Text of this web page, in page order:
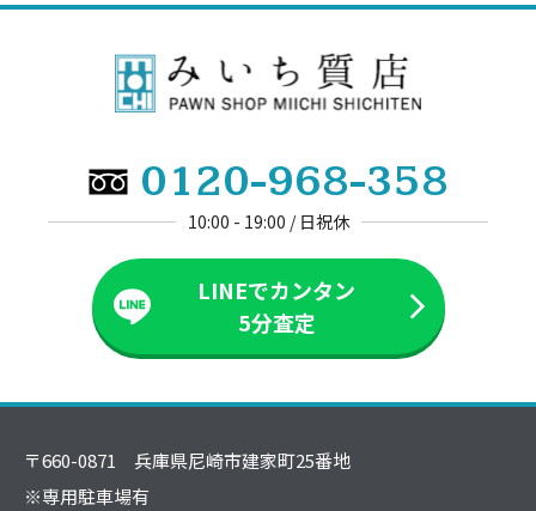
0120-968-358
10:00 - 19:00 / 日祝休
LINEでカンタン
5分査定
〒660-0871 兵庫県尼崎市建家町25番地
※専用駐車場有